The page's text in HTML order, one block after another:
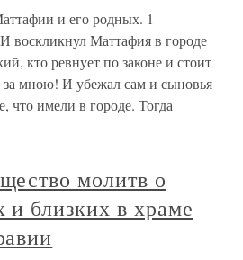
и его родных. 1
воскликнул Маттафия в городе
кто ревнует по законе и стоит
за мною! И убежал сам и сыновья
что имели в городе. Тогда
молитв о
близких в храме